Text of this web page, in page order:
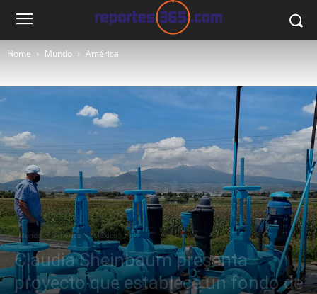
Home Mundo América
Mundo América México
Claudia Sheinbaum presenta
proyecto que establece un fondo de